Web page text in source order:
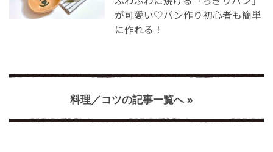
が可愛い♡パン作り初心者も簡単
に作れる！
料理／コツの記事一覧へ »